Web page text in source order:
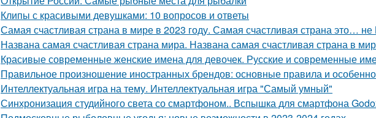
Клипы с красивыми девушками: 10 вопросов и ответы
Самая счастливая страна в мире в 2023 году. Самая счастливая страна это…
Названа самая счастливая страна мира. Названа самая счастливая страна в
Красивые современные женские имена для девочек. Русские и современные
Правильное произношение иностранных брендов: основные правила и
Интеллектуальная игра на тему. Интеллектуальная игра "Самый умный"
Синхронизация студийного света со смартфоном.. Вспышка для смартфона